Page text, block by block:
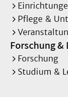
Pflege &
Forschung &
Forschung
Studium &